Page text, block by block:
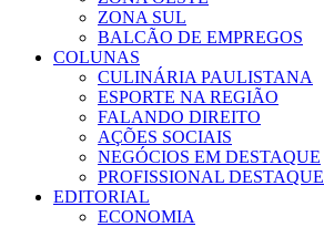
ZONA SUL
BALCÃO DE EMPREGOS
COLUNAS
CULINÁRIA PAULISTANA
ESPORTE NA REGIÃO
FALANDO DIREITO
AÇÕES SOCIAIS
NEGÓCIOS EM DESTAQUE
PROFISSIONAL DESTAQUE
EDITORIAL
ECONOMIA